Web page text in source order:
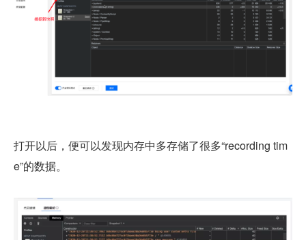
打开以后，便可以发现内存中多存储了很多“recording tim
e”的数据。